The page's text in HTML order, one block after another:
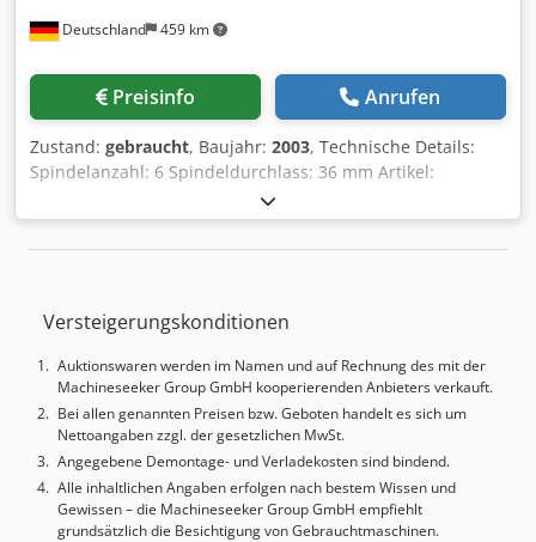
Deutschland 459 km
Preisinfo Anrufen
Zustand: gebraucht, Baujahr: 2003, Technische Details:
Spindelanzahl: 6 Spindeldurchlass: 36 mm Artikel:
kurvengesteuerter Mehrspindeldrehautomat Fabrikat:
Schütte Typ: SF32 S Dnt Baujahr: 2003 Achtspindel-
Drehautomat mit 6 Hauptspindeln max. Nenn-Durchlass:
Stangen-Lademagazin IEMCA PRA (optional I: IEMCA
Späneförderer; Schimpke KSS-Aktivkühler Steuerung:
Siemens S7-300 SPS; Werkzeugbestückung des
Lieferumfangs kann von den Bildern abweichen; diverse
Spannzangen sind im Lieferumfang enthalten bis D36mm
Dksdpfx Ahsyqpqxsgsr Bitte kontaktieren Sie uns für
weitere Informationen und Bilder über mail(at) oder *
Versteigerungskonditionen
Auktionswaren werden im Namen und auf Rechnung des mit der
Machineseeker Group GmbH kooperierenden Anbieters verkauft.
Bei allen genannten Preisen bzw. Geboten handelt es sich um
Nettoangaben zzgl. der gesetzlichen MwSt.
Angegebene Demontage- und Verladekosten sind bindend.
Alle inhaltlichen Angaben erfolgen nach bestem Wissen und
Gewissen – die Machineseeker Group GmbH empfiehlt
grundsätzlich die Besichtigung von Gebrauchtmaschinen.